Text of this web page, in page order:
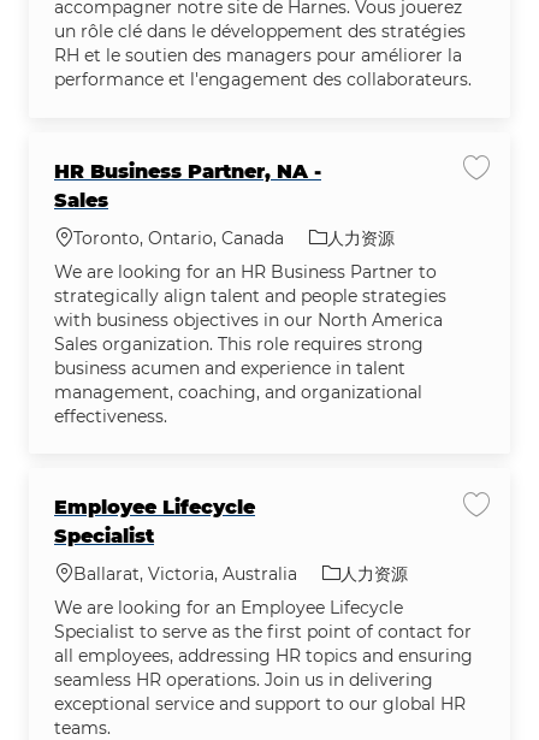
accompagner notre site de Harnes. Vous jouerez
un rôle clé dans le développement des stratégies
RH et le soutien des managers pour améliorer la
performance et l'engagement des collaborateurs.
HR Business Partner, NA -
Sales
位置Toronto, Ontario, Canada 类别人力资源
We are looking for an HR Business Partner to
strategically align talent and people strategies
with business objectives in our North America
Sales organization. This role requires strong
business acumen and experience in talent
management, coaching, and organizational
effectiveness.
保存作
Employee Lifecycle
Specialist
位置Ballarat, Victoria, Australia 类别人力资源
We are looking for an Employee Lifecycle
Specialist to serve as the first point of contact for
all employees, addressing HR topics and ensuring
seamless HR operations. Join us in delivering
exceptional service and support to our global HR
teams.
保存作